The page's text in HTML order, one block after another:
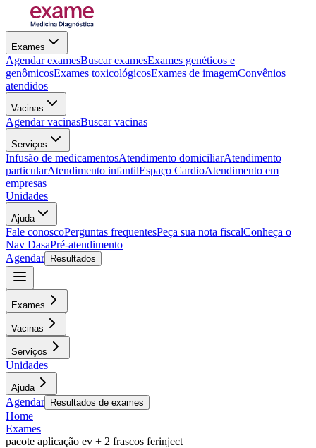
Exames
Agendar examesBuscar examesExames genéticos e
genômicosExames toxicológicosExames de imagemConvênios
atendidos
Vacinas
Agendar vacinasBuscar vacinas
Serviços
Infusão de medicamentosAtendimento domiciliarAtendimento
particularAtendimento infantilEspaço CardioAtendimento em
empresas
Unidades
Ajuda
Fale conoscoPerguntas frequentesPeça sua nota fiscalConheça o
Nav DasaPré-atendimento
Agendar
Resultados
Exames
Vacinas
Serviços
Unidades
Ajuda
Agendar Resultados de exames
Home
Exames
pacote aplicação ev + 2 frascos ferinject